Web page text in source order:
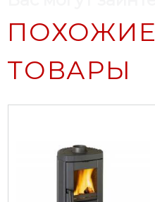
ПОХОЖИЕ
ТОВАРЫ